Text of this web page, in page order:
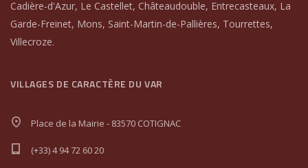
Cadière-d'Azur, Le Castellet, Châteaudouble, Entrecasteaux, La
Garde-Freinet, Mons, Saint-Martin-de-Pallières, Tourrettes,
Villecroze.
VILLAGES DE CARACTÈRE DU VAR
Place de la Mairie - 83570 COTIGNAC
(+33) 4 94 72 60 20